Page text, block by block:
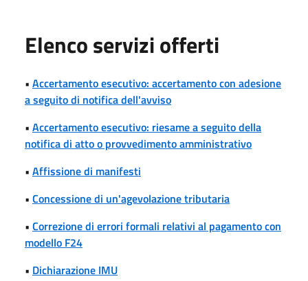
Elenco servizi offerti
• Accertamento esecutivo: accertamento con adesione
a seguito di notifica dell'avviso
• Accertamento esecutivo: riesame a seguito della
notifica di atto o provvedimento amministrativo
• Affissione di manifesti
• Concessione di un'agevolazione tributaria
• Correzione di errori formali relativi al pagamento con
modello F24
• Dichiarazione IMU